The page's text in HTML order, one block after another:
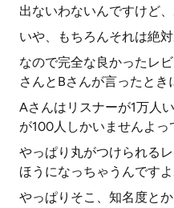
出ないわないんですけど
いや、もちろんそれは絶対
なので完全な良かったレ
さんとBさんが言ったとき
Aさんはリスナーが1万人
が100人しかいませんよっ
やっぱり丸がつけられる
ほうになっちゃうんですよ
やっぱりそこ、知名度と